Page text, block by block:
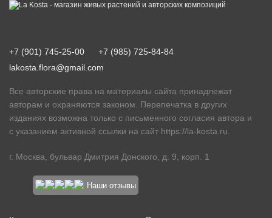
+7 (901) 745-25-00
+7 (985) 725-84-84
lakosta.flora@gmail.com
Все авторские права на материалы сайта принадлежат
авторам и охраняются законом. Перепечатка в других
изданиях возможна только с письменного согласия автора и
с указанием активной ссылки на сайт https://la-kosta.ru
г. Москва, бульвар Дмитрия Донского, д. 9, корп. 1
Наши отзывы